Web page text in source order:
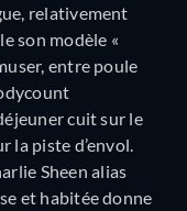
relativement
son modèle «
entre poule
cuit sur le
piste d’envol.
Sheen alias
et habitée donne